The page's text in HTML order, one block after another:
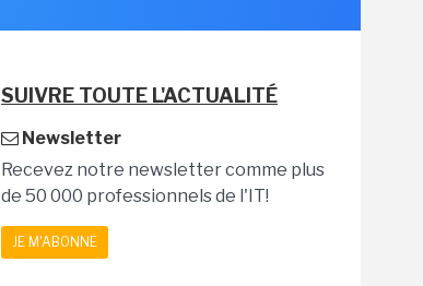
SUIVRE TOUTE L'ACTUALITÉ
Newsletter
Recevez notre newsletter comme plus
de 50 000 professionnels de l'IT!
JE M'ABONNE